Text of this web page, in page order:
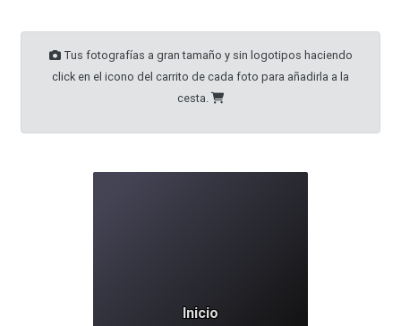
Tus fotografías a gran tamaño y sin logotipos haciendo
click en el icono del carrito de cada foto para añadirla a la
cesta.
Inicio